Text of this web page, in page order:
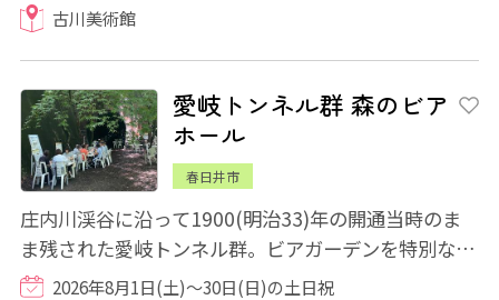
古川美術館
愛岐トンネル群 森のビア
ホール
春日井市
庄内川渓谷に沿って1900(明治33)年の開通当時のま
ま残された愛岐トンネル群。ビアガーデンを特別な場
所で楽しめる「森のビアホール」が8月2日(土)...
2026年8月1日(土)～30日(日)の土日祝